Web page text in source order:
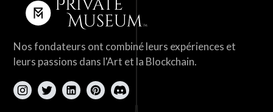
Nos fondateurs ont combiné leurs expériences et
leurs passions dans l'Art et la Blockchain.